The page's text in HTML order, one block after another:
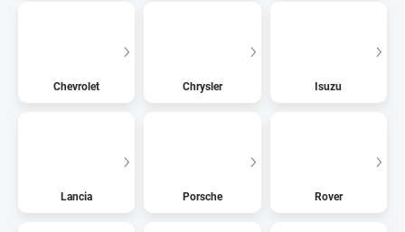
Chevrolet Chrysler Isuzu
Lancia Porsche Rover